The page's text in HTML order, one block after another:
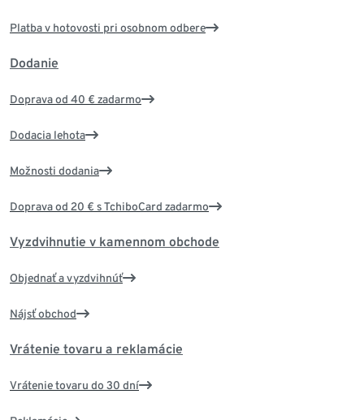
Platba v hotovosti pri osobnom odbere
Dodanie
Doprava od 40 € zadarmo
Dodacia lehota
Možnosti dodania
Doprava od 20 € s TchiboCard zadarmo
Vyzdvihnutie v kamennom obchode
Objednať a vyzdvihnúť
Nájsť obchod
Vrátenie tovaru a reklamácie
Vrátenie tovaru do 30 dní